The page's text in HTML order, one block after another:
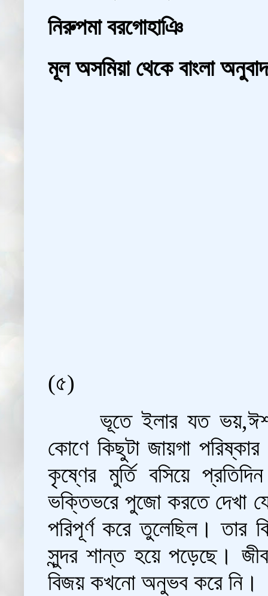
নিরুপমা বরগোহাঞি
মূল অসমিয়া থেকে বাংলা
(৫)
ভূতে ইলার যত
কোণে কিছুটা জায়গা
কৃষ্ণের মুর্তি বসিয়ে
ভক্তিভরে পুজো করতে দেখা
পরিপূর্ণ করে তুলেছিল। তার
সুন্দর শান্ত হয়ে পড়েছে।
বিজয় কখনো অনুভব করে নি।